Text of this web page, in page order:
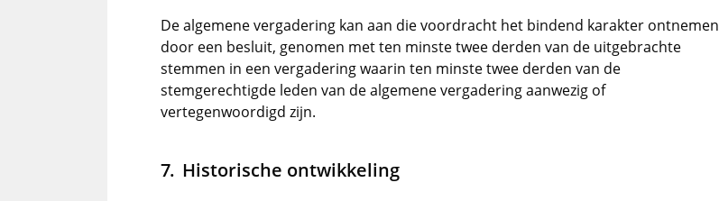
De algemene vergadering kan aan die voordracht het bindend karakter ontnemen
door een besluit, genomen met ten minste twee derden van de uitgebrachte
stemmen in een vergadering waarin ten minste twee derden van de
stemgerechtigde leden van de algemene vergadering aanwezig of
vertegenwoordigd zijn.
Historische ontwikkeling